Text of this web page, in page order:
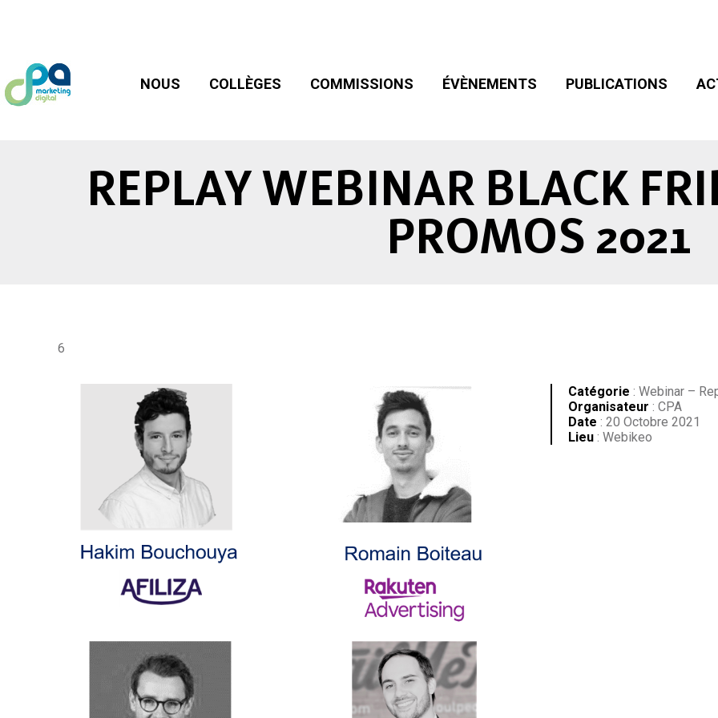
NOUS COLLÈGES COMMISSIONS ÉVÈNEMENTS PUBLICATIONS
REPLAY WEBINAR BLACK
PROMOS 2021
6
Catégorie : Webinar –
Organisateur : CPA
Date : 20 Octobre 2021
Lieu : Webikeo